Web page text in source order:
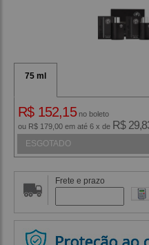
75 ml
R$ 152,15no boleto
ou R$ 179,00 em até 6 x de R$
ESGOTADO
Frete e prazo